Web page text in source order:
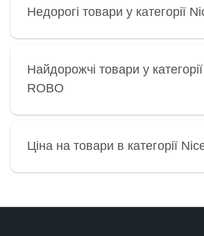
Недорогі товари у категорії
Найдорожчі товари у
ROBO
Ціна на товари в категорії